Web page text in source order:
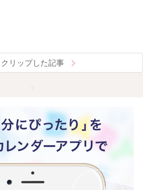
クリップした記事